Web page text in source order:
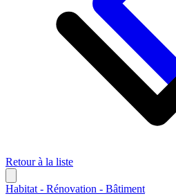
Retour à la liste
Habitat - Rénovation - Bâtiment